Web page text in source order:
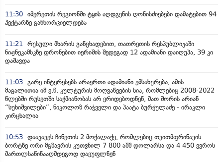
11:30 იმერეთის რეგიონში ტყის აღდგენის ღონისძიებები დამატებით 94
ჰექტარზე განხორციელდება
11:21
რუსული მხარის განცხადებით, თათრეთის რესპუბლიკაში
ნიჟნეკამსკზე დრონებით იერიშის შედეგად 12 ადამიანი დაიღუპა, 39 კი
დაშავდა
11:03 გარე ინტერესებს არაერთი ადამიანი ემსახურება, ამის
მაგალითია იმ ე.წ. კულტურის მოღვაწეების სია, რომლებიც 2008-2022
წლებში რუსეთში საქმიანობას არ ერიდებოდნენ, მათ შორის არიან
“სუხიშვილები”, ნიკოლოზ რაჭველი და პაატა ბურჭულაძე - ირაკლი
კირცხალია
10:53 დააკავეს ჩინეთის 2 მოქალაქე, რომლებიც თვითმფრინავის
ბორტზე ორი მგზავრის კუთვნილ 7 800 აშშ დოლარსა და 4 450 ევროს
მართლსაწინააღმდეგოდ დაეუფლნენ